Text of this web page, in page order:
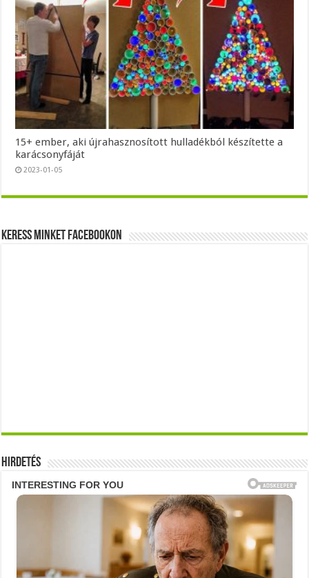
15+ ember, aki újrahasznosított hulladékból készítette a
karácsonyfáját
2023-01-05
Keress minket Facebookon
Hirdetés